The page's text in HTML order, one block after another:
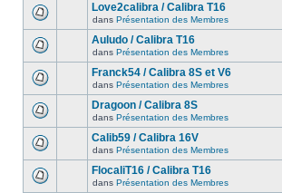
Love2calibra / Calibra T16
dans Présentation des Membres
Auludo / Calibra T16
dans Présentation des Membres
Franck54 / Calibra 8S et V6
dans Présentation des Membres
Dragoon / Calibra 8S
dans Présentation des Membres
Calib59 / Calibra 16V
dans Présentation des Membres
FlocaliT16 / Calibra T16
dans Présentation des Membres